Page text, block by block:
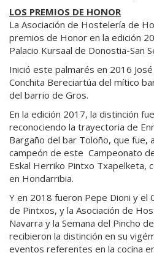
LOS PREMIOS DE HONOR
La Asociación de Hostelería de
premios de Honor en la edición
Palacio Kursaal de Donostia-San
Inició este palmarés en 2016
Conchita Bereciartúa del mítico
del barrio de Gros.
En la edición 2017, la distinción
reconociendo la trayectoria de
Bargaño del bar Toloño, que fue,
campeón de este Campeonato
Eskal Herriko Pintxo Txapelketa,
en Hondarribia.
Y en 2018 fueron Pepe Dioni y el
de Pintxos, y la Asociación de
Navarra y la Semana del Pincho
recibieron la distinción en su
eventos referentes en la cocina